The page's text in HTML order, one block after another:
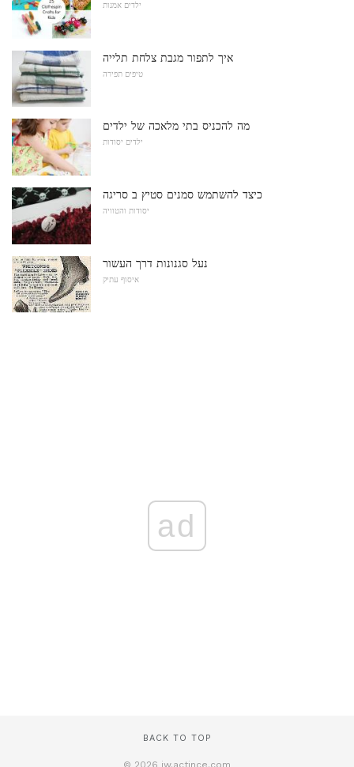
ילדים אמנות
איך לתפור מגבת צלחת תלייה
טיפים תפירה
מה להכניס בתי מלאכה של ילדים
ילדים יסודות
כיצד להשתמש סמנים סטיץ ב סריגה
יסודות והטוויה
נעל סגנונות דרך העשור
איסוף עתיק
ad
BACK TO TOP